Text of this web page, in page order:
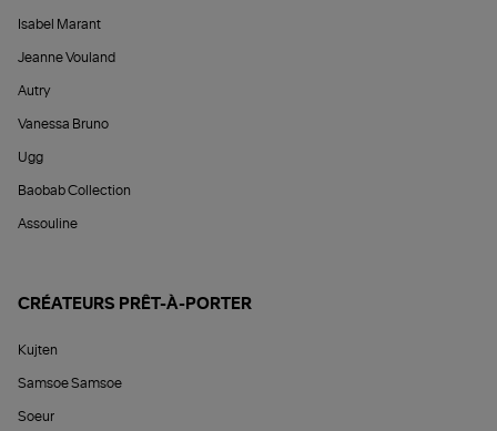
Isabel Marant
Jeanne Vouland
Autry
Vanessa Bruno
Ugg
Baobab Collection
Assouline
CRÉATEURS PRÊT-À-PORTER
Kujten
Samsoe Samsoe
Soeur